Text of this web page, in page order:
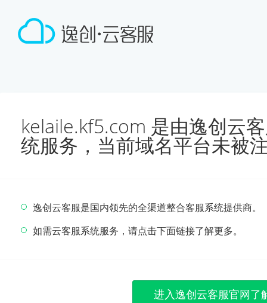
kelaile.kf5.com 是由逸创云
统服务，当前域名平台未被
逸创云客服是国内领先的全渠道整合客服系统提供商。
如需云客服系统服务，请点击下面链接了解更多。
进入逸创云客服官网了